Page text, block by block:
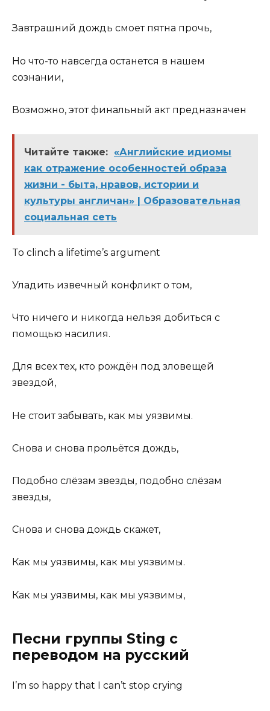
Завтрашний дождь смоет пятна прочь,
Но что-то навсегда останется в нашем
сознании,
Возможно, этот финальный акт предназнач­ен
Читайте также: «Английские идиомы
как отражение особенностей образа
жизни - быта, нравов, истории и
культуры англичан» | Образовательная
социальная сеть
To clinch a lifetime’s argument
Уладить извечный конфликт о том,
Что ничего и никогда нельзя добиться с
помощью насилия.
Для всех тех, кто рождён под зловещей
звездой,
Не стоит забывать, как мы уязвимы.
Снова и снова прольётся дождь,
Подобно слёзам звезды, подобно слёзам
звезды,
Снова и снова дождь скажет,
Как мы уязвимы, как мы уязвимы.
Как мы уязвимы, как мы уязвимы,
Песни группы Sting с
переводом на русский
I’m so happy that I can’t stop crying